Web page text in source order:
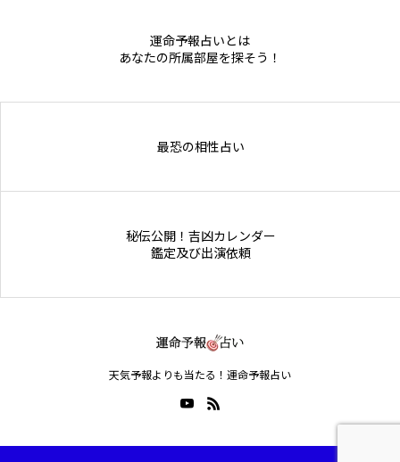
運命予報占いとは
あなたの所属部屋を探そう！
最恐の相性占い
秘伝公開！吉凶カレンダー
鑑定及び出演依頼
天気予報よりも当たる！運命予報占い